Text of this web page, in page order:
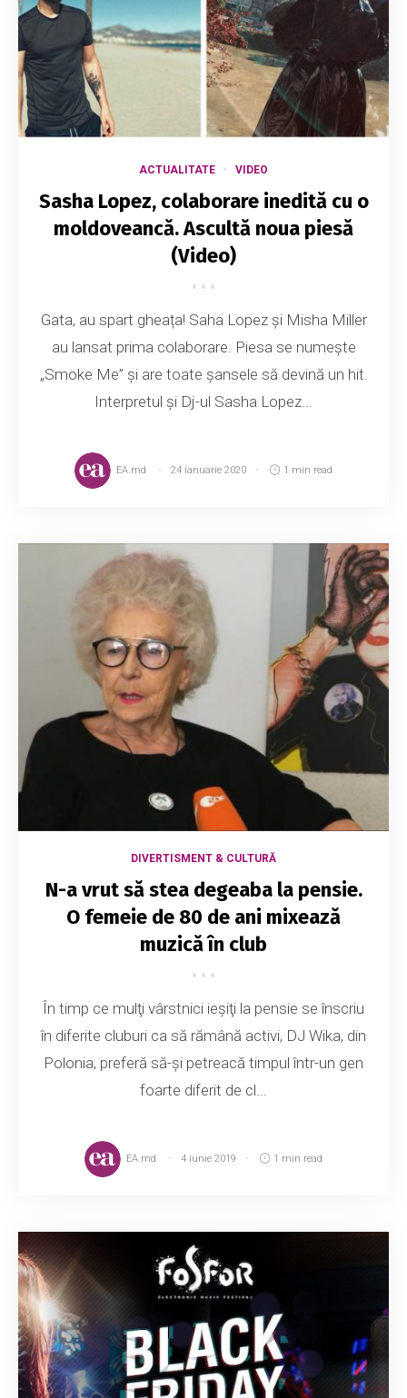
ACTUALITATE VIDEO
Sasha Lopez, colaborare inedită cu o
moldoveancă. Ascultă noua piesă
(Video)
Gata, au spart gheața! Saha Lopez și Misha Miller
au lansat prima colaborare. Piesa se numește
„Smoke Me” și are toate șansele să devină un hit.
Interpretul și Dj-ul Sasha Lopez...
EA.md 24 ianuarie 2020 1 min read
DIVERTISMENT & CULTURĂ
N-a vrut să stea degeaba la pensie.
O femeie de 80 de ani mixează
muzică în club
În timp ce mulţi vârstnici ieşiţi la pensie se înscriu
în diferite cluburi ca să rămână activi, DJ Wika, din
Polonia, preferă să-şi petreacă timpul într-un gen
foarte diferit de cl...
EA.md 4 iunie 2019 1 min read